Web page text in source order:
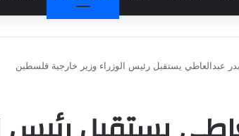
بدر عبدالعاطي يستقبل رئيس الوزراء وزير خارجية فلسطين